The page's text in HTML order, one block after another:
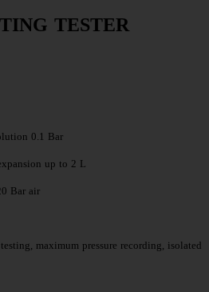
TESTER
0.1 Bar
up to 2 L
Bar air
maximum pressure recording, isolated